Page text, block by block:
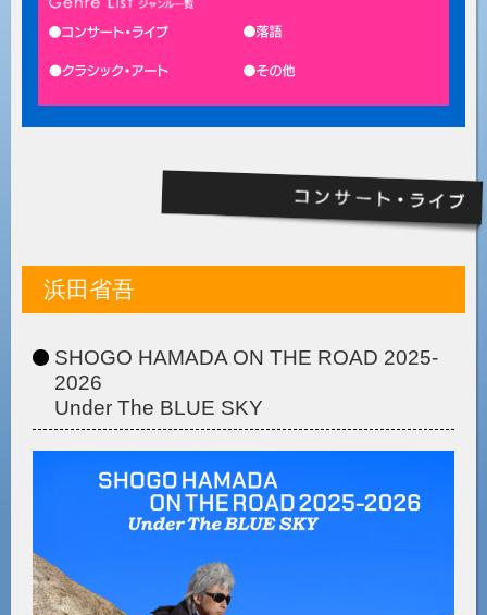
浜田省吾
SHOGO HAMADA ON THE ROAD 2025-
2026
Under The BLUE SKY